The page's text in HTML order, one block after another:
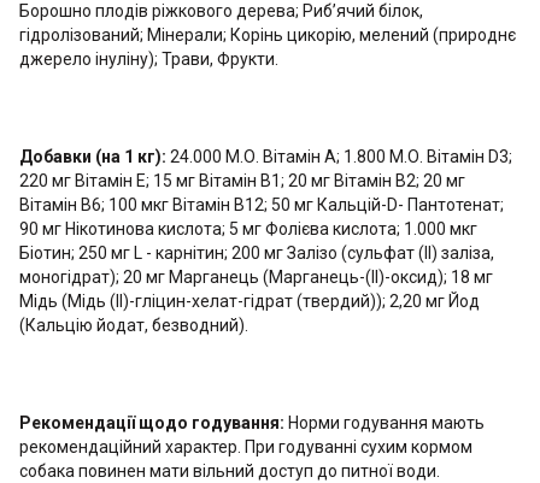
Борошно плодів ріжкового дерева; Риб’ячий білок,
гідролізований; Мінерали; Корінь цикорію, мелений (природнє
джерело інуліну); Трави, Фрукти.
Добавки (на 1 кг): 24.000 М.О. Вітамін A; 1.800 М.О. Вітамін D3;
220 мг Вітамін E; 15 мг Вітамін B1; 20 мг Вітамін B2; 20 мг
Вітамін B6; 100 мкг Вітамін B12; 50 мг Кальцій-D- Пантотенат;
90 мг Нікотинова кислота; 5 мг Фолієва кислота; 1.000 мкг
Біотин; 250 мг L - карнітин; 200 мг Залізо (сульфат (ІІ) заліза,
моногідрат); 20 мг Марганець (Марганець-(II)-оксид); 18 мг
Мідь (Мідь (II)-гліцин-хелат-гідрат (твердий)); 2,20 мг Йод
(Кальцію йодат, безводний).
Рекомендації щодо годування: Норми годування мають
рекомендаційний характер. При годуванні сухим кормом
собака повинен мати вільний доступ до питної води.